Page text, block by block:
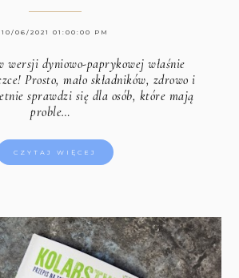
10/06/2021 01:00:00 PM
wersji dyniowo-paprykowej właśnie
Prosto, mało składników, zdrowo i
sprawdzi się dla osób, które mają
proble…
CZYTAJ WIĘCEJ